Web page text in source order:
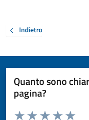
Indietro
Quanto sono
pagina?
Valuta da 1 a 5 stelle la